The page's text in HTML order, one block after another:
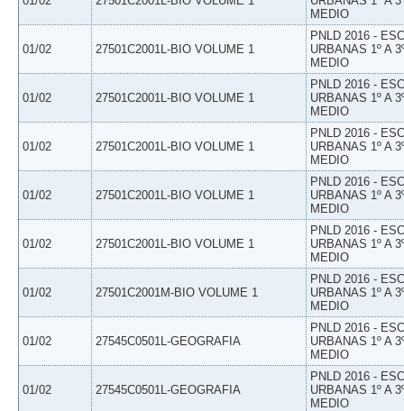
MEDIO
01/02 27501C2001L-BIO VOLUME 1
PNLD 2016 -
URBANAS 1º A
MEDIO
01/02 27501C2001L-BIO VOLUME 1
PNLD 2016 -
URBANAS 1º A
MEDIO
01/02 27501C2001L-BIO VOLUME 1
PNLD 2016 -
URBANAS 1º A
MEDIO
01/02 27501C2001L-BIO VOLUME 1
PNLD 2016 -
URBANAS 1º A
MEDIO
01/02 27501C2001L-BIO VOLUME 1
PNLD 2016 -
URBANAS 1º A
MEDIO
01/02 27501C2001M-BIO VOLUME 1
PNLD 2016 -
URBANAS 1º A
MEDIO
01/02 27545C0501L-GEOGRAFIA
PNLD 2016 -
URBANAS 1º A
MEDIO
01/02 27545C0501L-GEOGRAFIA
PNLD 2016 -
URBANAS 1º A
MEDIO